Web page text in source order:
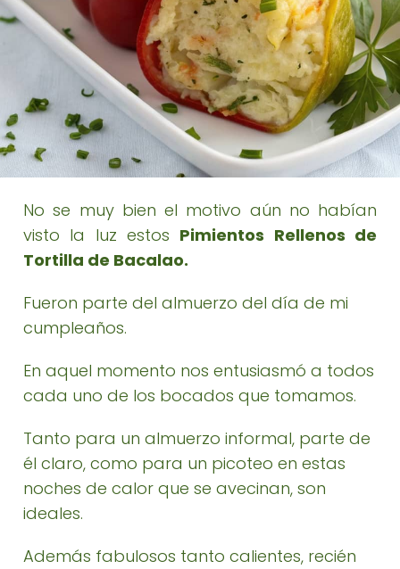
No se muy bien el motivo aún no habían
visto la luz estos Pimientos Rellenos de
Tortilla de Bacalao.
Fueron parte del almuerzo del día de mi
cumpleaños.
En aquel momento nos entusiasmó a todos
cada uno de los bocados que tomamos.
Tanto para un almuerzo informal, parte de
él claro, como para un picoteo en estas
noches de calor que se avecinan, son
ideales.
Además fabulosos tanto calientes, recién